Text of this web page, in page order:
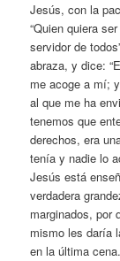
Jesús, con la
“Quien quiera
servidor de
abraza, y dice:
me acoge a mí;
al que me ha
tenemos que
derechos, era
tenía y nadie lo
Jesús está
verdadera
marginados, por
mismo les daría
en la última cena.